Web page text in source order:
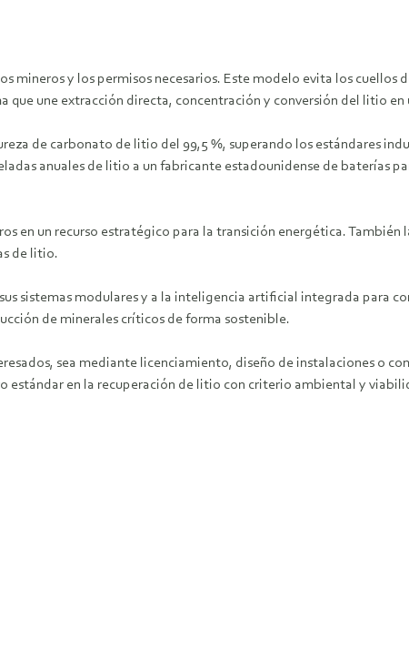
mineros y los permisos necesarios. Este modelo evita los
que une extracción directa, concentración y conversión del litio
de carbonato de litio del 99,5 %, superando los estándares
anuales de litio a un fabricante estadounidense de baterías
en un recurso estratégico para la transición energética. También
de litio.
sistemas modulares y a la inteligencia artificial integrada para
de minerales críticos de forma sostenible.
sea mediante licenciamiento, diseño de instalaciones o
estándar en la recuperación de litio con criterio ambiental y